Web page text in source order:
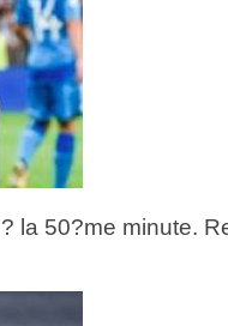
la 50?me minute.